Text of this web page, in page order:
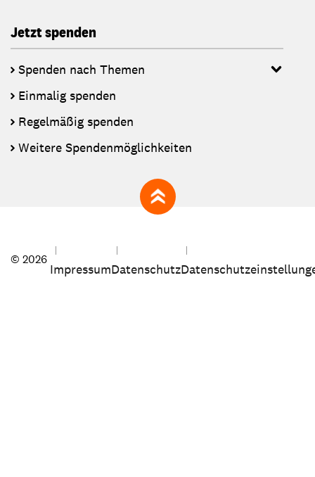
Jetzt spenden
Spenden nach Themen
Einmalig spenden
Regelmäßig spenden
Weitere Spendenmöglichkeiten
zum Seitenanfang
© 2026
ImpressumDatenschutz